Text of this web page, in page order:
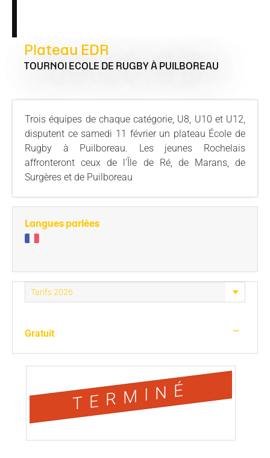
Plateau EDR
TOURNOI ECOLE DE RUGBY À PUILBOREAU
Trois équipes de chaque catégorie, U8, U10 et U12,
disputent ce samedi 11 février un plateau École de
Rugby à Puilboreau. Les jeunes Rochelais
affronteront ceux de l'Île de Ré, de Marans, de
Surgères et de Puilboreau
Langues parlées
Gratuit —
TERMINÉ